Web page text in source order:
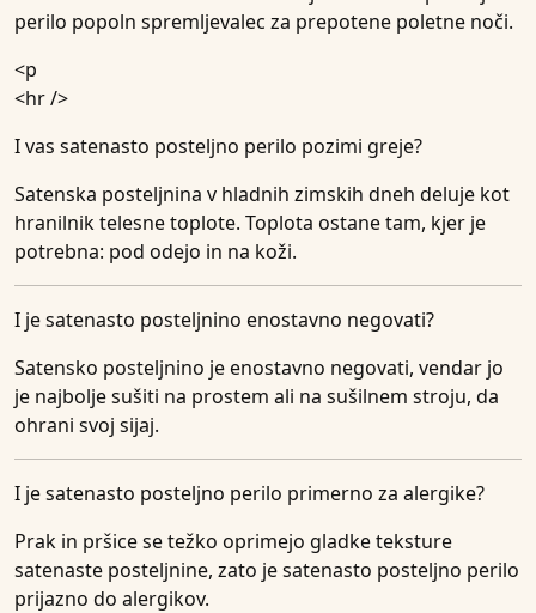
perilo popoln spremljevalec za prepotene poletne noči.
<p
<hr />
I vas satenasto posteljno perilo pozimi greje?
Satenska posteljnina v hladnih zimskih dneh deluje kot
hranilnik telesne toplote. Toplota ostane tam, kjer je
potrebna: pod odejo in na koži.
I je satenasto posteljnino enostavno negovati?
Satensko posteljnino je enostavno negovati, vendar jo
je najbolje sušiti na prostem ali na sušilnem stroju, da
ohrani svoj sijaj.
I je satenasto posteljno perilo primerno za alergike?
Prak in pršice se težko oprimejo gladke teksture
satenaste posteljnine, zato je satenasto posteljno perilo
prijazno do alergikov.